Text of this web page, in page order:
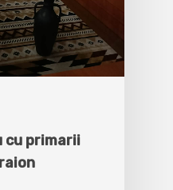
cu primarii